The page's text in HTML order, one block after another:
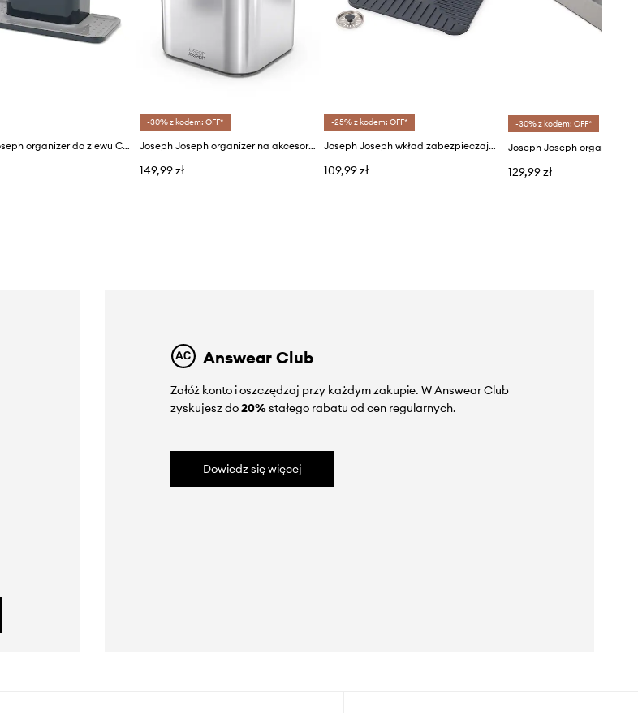
Joseph Joseph organizer do zlewu Caddy L
-30% z kodem: OFF*
Joseph Joseph organizer na akcesoria kuchenne Surface 16,9 x 15 x 14 cm
149,99 zł
-25% z kodem: OFF*
Joseph Joseph wkład zabezpieczający zlew SinkShield™
109,99 zł
-30% z kodem: OFF*
129,99 zł
Answear Club
Załóż konto i oszczędzaj przy każdym zakupie. W Answear Club
zyskujesz do20%stałego rabatu od cen regularnych.
Dowiedz się więcej